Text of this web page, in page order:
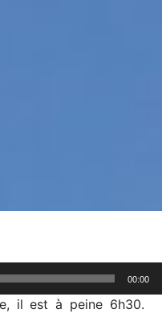
00:00
il est à peine 6h30.